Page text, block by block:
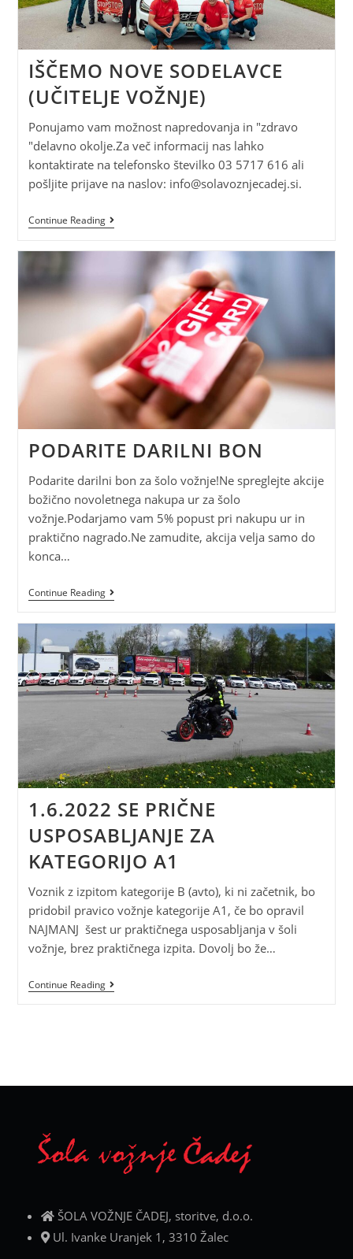
IŠČEMO NOVE SODELAVCE
(UČITELJE VOŽNJE)
Ponujamo vam možnost napredovanja in "zdravo
"delavno okolje.Za več informacij nas lahko
kontaktirate na telefonsko številko 03 5717 616 ali
pošljite prijave na naslov: info@solavoznjecadej.si.
Continue Reading
PODARITE DARILNI BON
Podarite darilni bon za šolo vožnje!Ne spreglejte akcije
božično novoletnega nakupa ur za šolo
vožnje.Podarjamo vam 5% popust pri nakupu ur in
praktično nagrado.Ne zamudite, akcija velja samo do
konca…
Continue Reading
1.6.2022 SE PRIČNE
USPOSABLJANJE ZA
KATEGORIJO A1
Voznik z izpitom kategorije B (avto), ki ni začetnik, bo
pridobil pravico vožnje kategorije A1, če bo opravil
NAJMANJ šest ur praktičnega usposabljanja v šoli
vožnje, brez praktičnega izpita. Dovolj bo že…
Continue Reading
ŠOLA VOŽNJE ČADEJ, storitve, d.o.o.
Ul. Ivanke Uranjek 1, 3310 Žalec